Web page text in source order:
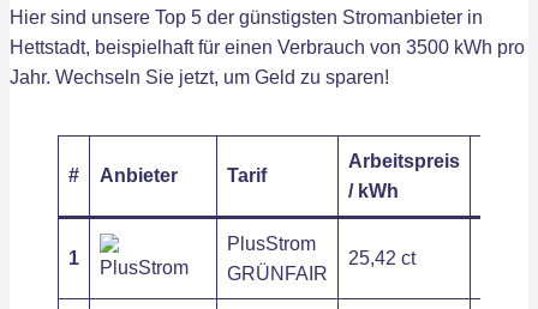
Hier sind unsere Top 5 der günstigsten Stromanbieter in
Hettstadt, beispielhaft für einen Verbrauch von 3500 kWh pro
Jahr. Wechseln Sie jetzt, um Geld zu sparen!
# Anbieter Tarif
Arbeitspreis
/ kWh
1
PlusStrom
GRÜNFAIR
25,42 ct